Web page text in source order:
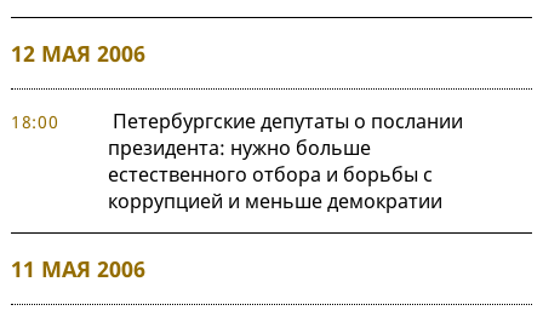
12 МАЯ 2006
18:00
Петербургские депутаты о послании
президента: нужно больше
естественного отбора и борьбы с
коррупцией и меньше демократии
11 МАЯ 2006